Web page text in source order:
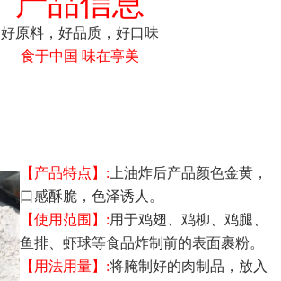
好原料，好品质，好口味
食于中国 味在亭美
【产品特点】: 上油炸后产品颜色金黄，
口感酥脆，色泽诱人。
【使用范围】:用于鸡翅、鸡柳、鸡腿、
鱼排、虾球等食品炸制前的表面裹粉。
【用法用量】:将腌制好的肉制品，放入